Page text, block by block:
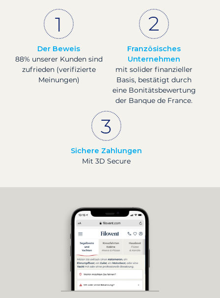
Der Beweis
88% unserer Kunden sind
zufrieden (verifizierte
Meinungen)
Französisches
Unternehmen
mit solider finanzieller
Basis, bestätigt durch
eine Bonitätsbewertung
der Banque de France.
Sichere Zahlungen
Mit 3D Secure